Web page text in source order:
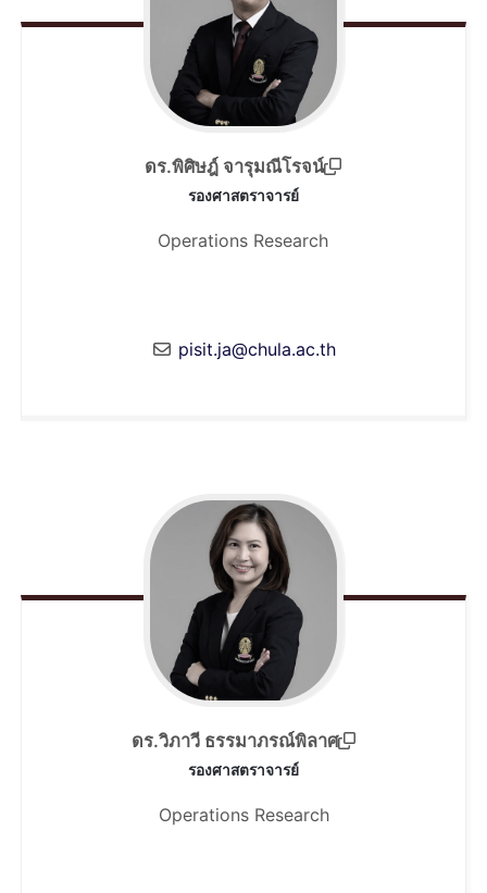
ดร.พิศิษฎ์ จารุมณีโรจน์
รองศาสตราจารย์
Operations Research
pisit.ja@chula.ac.th
ดร.วิภาวี ธรรมาภรณ์พิลาศ
รองศาสตราจารย์
Operations Research